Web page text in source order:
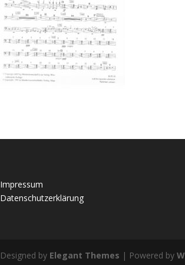
Impressum
Datenschutzerklärung
Designed by Elegant Themes | Powered by